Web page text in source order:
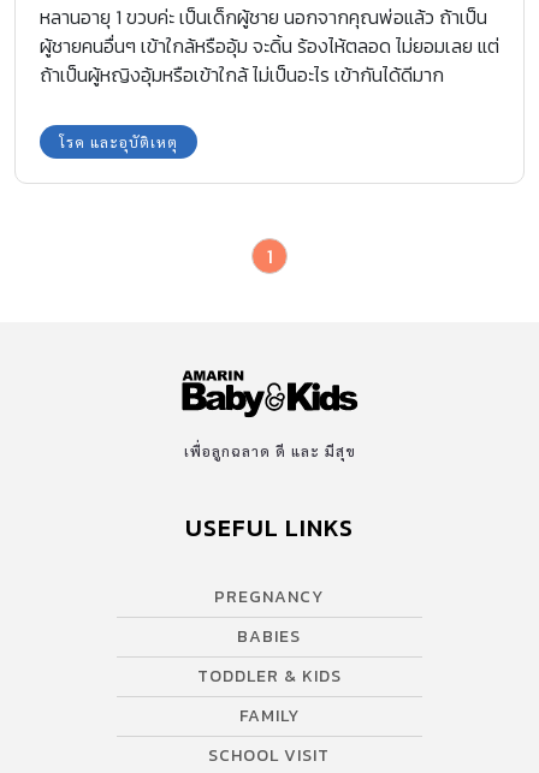
หลานอายุ 1 ขวบค่ะ เป็นเด็กผู้ชาย นอกจากคุณพ่อแล้ว ถ้าเป็น
ผู้ชายคนอื่นๆ เข้าใกล้หรืออุ้ม จะดิ้น ร้องไห้ตลอด ไม่ยอมเลย แต่
ถ้าเป็นผู้หญิงอุ้มหรือเข้าใกล้ ไม่เป็นอะไร เข้ากันได้ดีมาก
โรค และอุบัติเหตุ
1
เพื่อลูกฉลาด ดี และ มีสุข
USEFUL LINKS
PREGNANCY
BABIES
TODDLER & KIDS
FAMILY
SCHOOL VISIT